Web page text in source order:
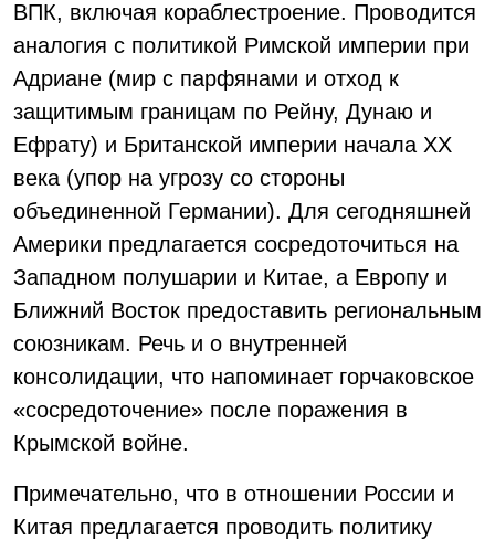
ВПК, включая кораблестроение. Проводится
аналогия с политикой Римской империи при
Адриане (мир с парфянами и отход к
защитимым границам по Рейну, Дунаю и
Ефрату) и Британской империи начала XX
века (упор на угрозу со стороны
объединенной Германии). Для сегодняшней
Америки предлагается сосредоточиться на
Западном полушарии и Китае, а Европу и
Ближний Восток предоставить региональным
союзникам. Речь и о внутренней
консолидации, что напоминает горчаковское
«сосредоточение» после поражения в
Крымской войне.
Примечательно, что в отношении России и
Китая предлагается проводить политику